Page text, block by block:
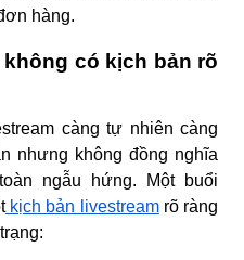
hàng.
có kịch bản rõ
càng tự nhiên càng
nhưng không đồng nghĩa
ngẫu hứng. Một buổi
kịch bản livestreamrõ ràng